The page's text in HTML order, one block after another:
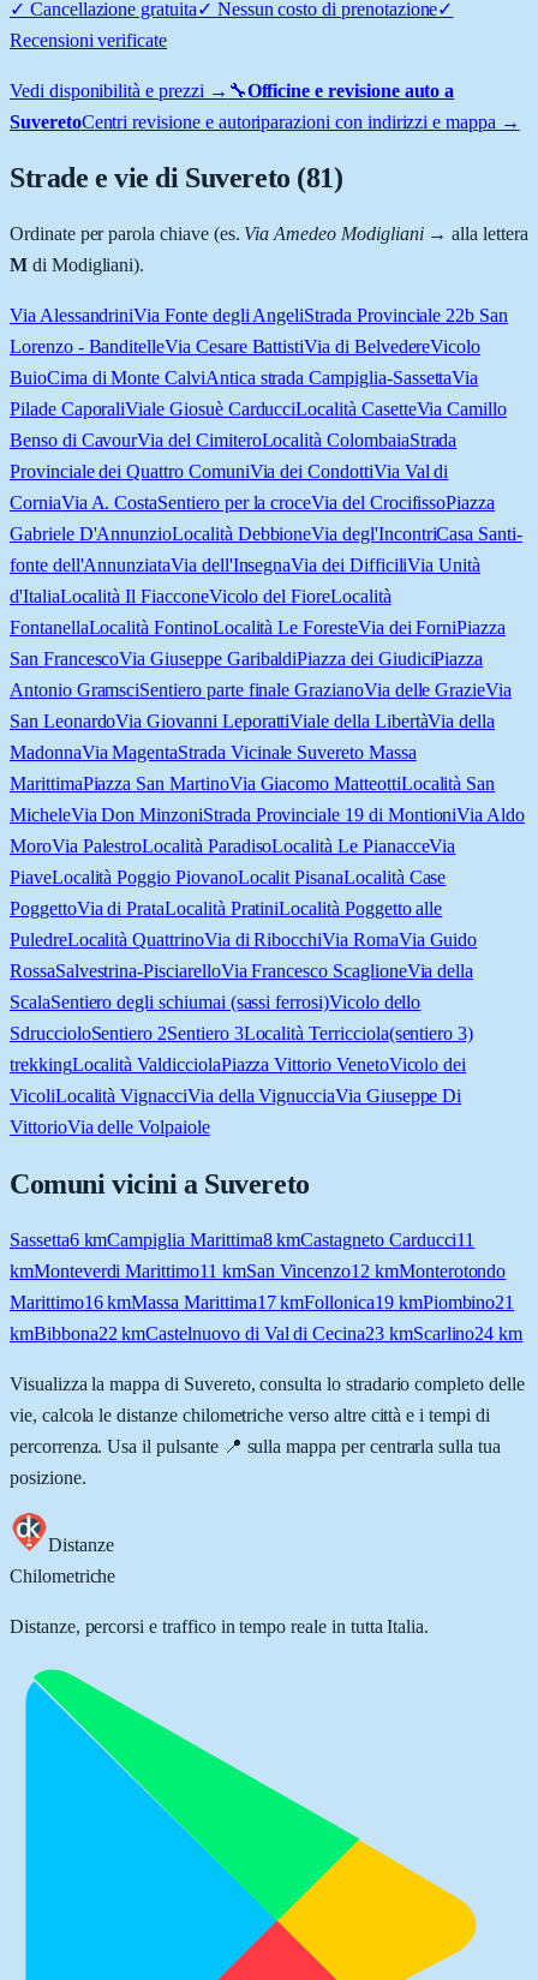
✓ Cancellazione gratuita✓ Nessun costo di prenotazione✓
Recensioni verificate
Vedi disponibilità e prezzi → 🔧Officine e revisione auto a
SuveretoCentri revisione e autoriparazioni con indirizzi e mappa →
Strade e vie di Suvereto (81)
Ordinate per parola chiave (es. Via Amedeo Modigliani→ alla lettera
Mdi Modigliani).
Via AlessandriniVia Fonte degli AngeliStrada Provinciale 22b San
Lorenzo - BanditelleVia Cesare BattistiVia di BelvedereVicolo
BuioCima di Monte CalviAntica strada Campiglia-SassettaVia
Pilade CaporaliViale Giosuè CarducciLocalità CasetteVia Camillo
Benso di CavourVia del CimiteroLocalità ColombaiaStrada
Provinciale dei Quattro ComuniVia dei CondottiVia Val di
CorniaVia A. CostaSentiero per la croceVia del CrocifissoPiazza
Gabriele D'AnnunzioLocalità DebbioneVia degl'IncontriCasa Santi-
fonte dell'AnnunziataVia dell'InsegnaVia dei DifficiliVia Unità
d'ItaliaLocalità Il FiacconeVicolo del FioreLocalità
FontanellaLocalità FontinoLocalità Le ForesteVia dei ForniPiazza
San FrancescoVia Giuseppe GaribaldiPiazza dei GiudiciPiazza
Antonio GramsciSentiero parte finale GrazianoVia delle GrazieVia
San LeonardoVia Giovanni LeporattiViale della LibertàVia della
MadonnaVia MagentaStrada Vicinale Suvereto Massa
MarittimaPiazza San MartinoVia Giacomo MatteottiLocalità San
MicheleVia Don MinzoniStrada Provinciale 19 di MontioniVia Aldo
MoroVia PalestroLocalità ParadisoLocalità Le PianacceVia
PiaveLocalità Poggio PiovanoLocalit PisanaLocalità Case
PoggettoVia di PrataLocalità PratiniLocalità Poggetto alle
PuledreLocalità QuattrinoVia di RibocchiVia RomaVia Guido
RossaSalvestrina-PisciarelloVia Francesco ScaglioneVia della
ScalaSentiero degli schiumai (sassi ferrosi)Vicolo dello
SdruccioloSentiero 2Sentiero 3Località Terricciola(sentiero 3)
trekkingLocalità ValdicciolaPiazza Vittorio VenetoVicolo dei
VicoliLocalità VignacciVia della VignucciaVia Giuseppe Di
VittorioVia delle Volpaiole
Comuni vicini a Suvereto
Sassetta6kmCampiglia Marittima8kmCastagneto Carducci11
kmMonteverdi Marittimo11 kmSan Vincenzo12 kmMonterotondo
Marittimo16kmMassa Marittima17kmFollonica19kmPiombino21
kmBibbona22 kmCastelnuovo di Val di Cecina23kmScarlino24 km
Visualizza la mappa di Suvereto, consulta lo stradario completo delle
vie, calcola le distanze chilometriche verso altre città e i tempi di
percorrenza. Usa il pulsante 📍 sulla mappa per centrarla sulla tua
posizione.
Distanze
Chilometriche
Distanze, percorsi e traffico in tempo reale in tutta Italia.